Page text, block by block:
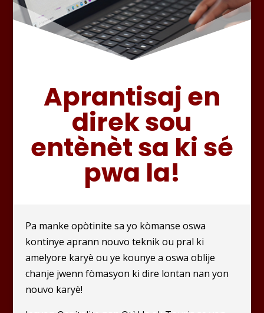
Aprantisaj en
direk sou
entènèt sa ki sé
pwa la!
Pa manke opòtinite sa yo kòmanse oswa
kontinye aprann nouvo teknik ou pral ki
amelyore karyè ou ye kounye a oswa oblije
chanje jwenn fòmasyon ki dire lontan nan yon
nouvo karyè!